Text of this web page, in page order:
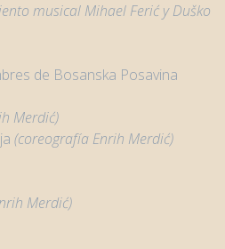
musical Mihael Ferić y Duško
de Bosanska Posavina
Merdić)
(coreografía Enrih Merdić)
Merdić)